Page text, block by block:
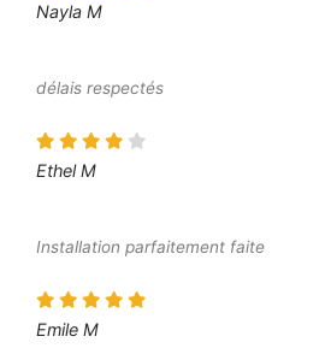
Nayla M
délais respectés
Ethel M
Installation parfaitement faite
Emile M